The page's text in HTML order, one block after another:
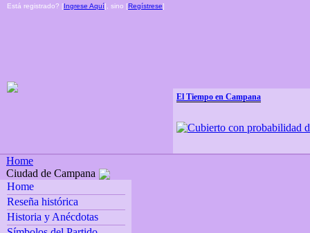
Está registrado? [Ingrese Aquí], sino [Regístrese]
El Tiempo en Campana
Home
Ciudad de Campana
Home
Reseña histórica
Historia y Anécdotas